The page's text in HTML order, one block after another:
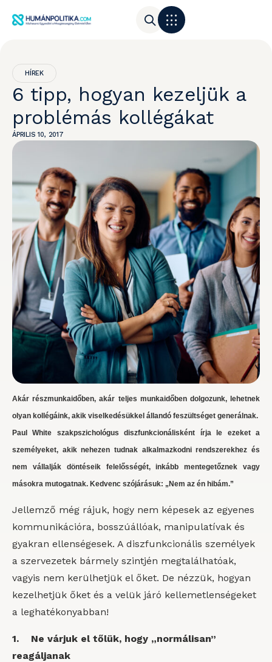
HÍREK
6 tipp, hogyan kezeljük a
problémás kollégákat
ÁPRILIS 10, 2017
Akár részmunkaidőben, akár teljes munkaidőben dolgozunk, lehetnek
olyan kollégáink, akik viselkedésükkel állandó feszültséget generálnak.
Paul White szakpszichológus diszfunkcionálisként írja le ezeket a
személyeket, akik nehezen tudnak alkalmazkodni rendszerekhez és
nem vállalják döntéseik felelősségét, inkább mentegetőznek vagy
másokra mutogatnak. Kedvenc szójárásuk: „Nem az én hibám.”
Jellemző még rájuk, hogy nem képesek az egyenes
kommunikációra, bosszúállóak, manipulatívak és
gyakran ellenségesek. A diszfunkcionális személyek
a szervezetek bármely szintjén megtalálhatóak,
vagyis nem kerülhetjük el őket. De nézzük, hogyan
kezelhetjük őket és a velük járó kellemetlenségeket
a leghatékonyabban!
1. Ne várjuk el tőlük, hogy „normálisan”
reagáljanak